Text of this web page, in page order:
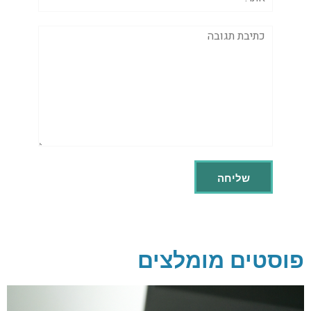
תגובה
פוסטים מומלצים